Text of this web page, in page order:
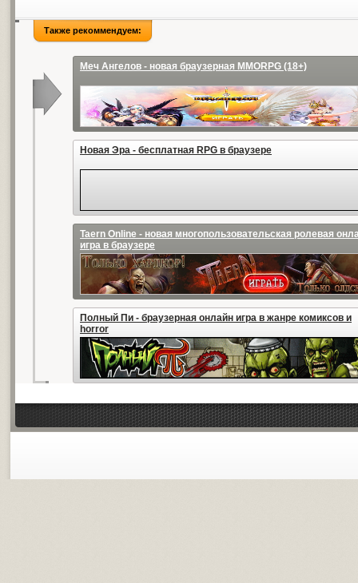
Также рекоммендуем:
Меч Ангелов - новая браузерная MMORPG (18+)
Новая Эра - бесплатная RPG в браузере
Taern Online - новая многопользовательская ролевая
игра в браузере
Полный Пи - браузерная онлайн игра в жанре комиксов и
horror